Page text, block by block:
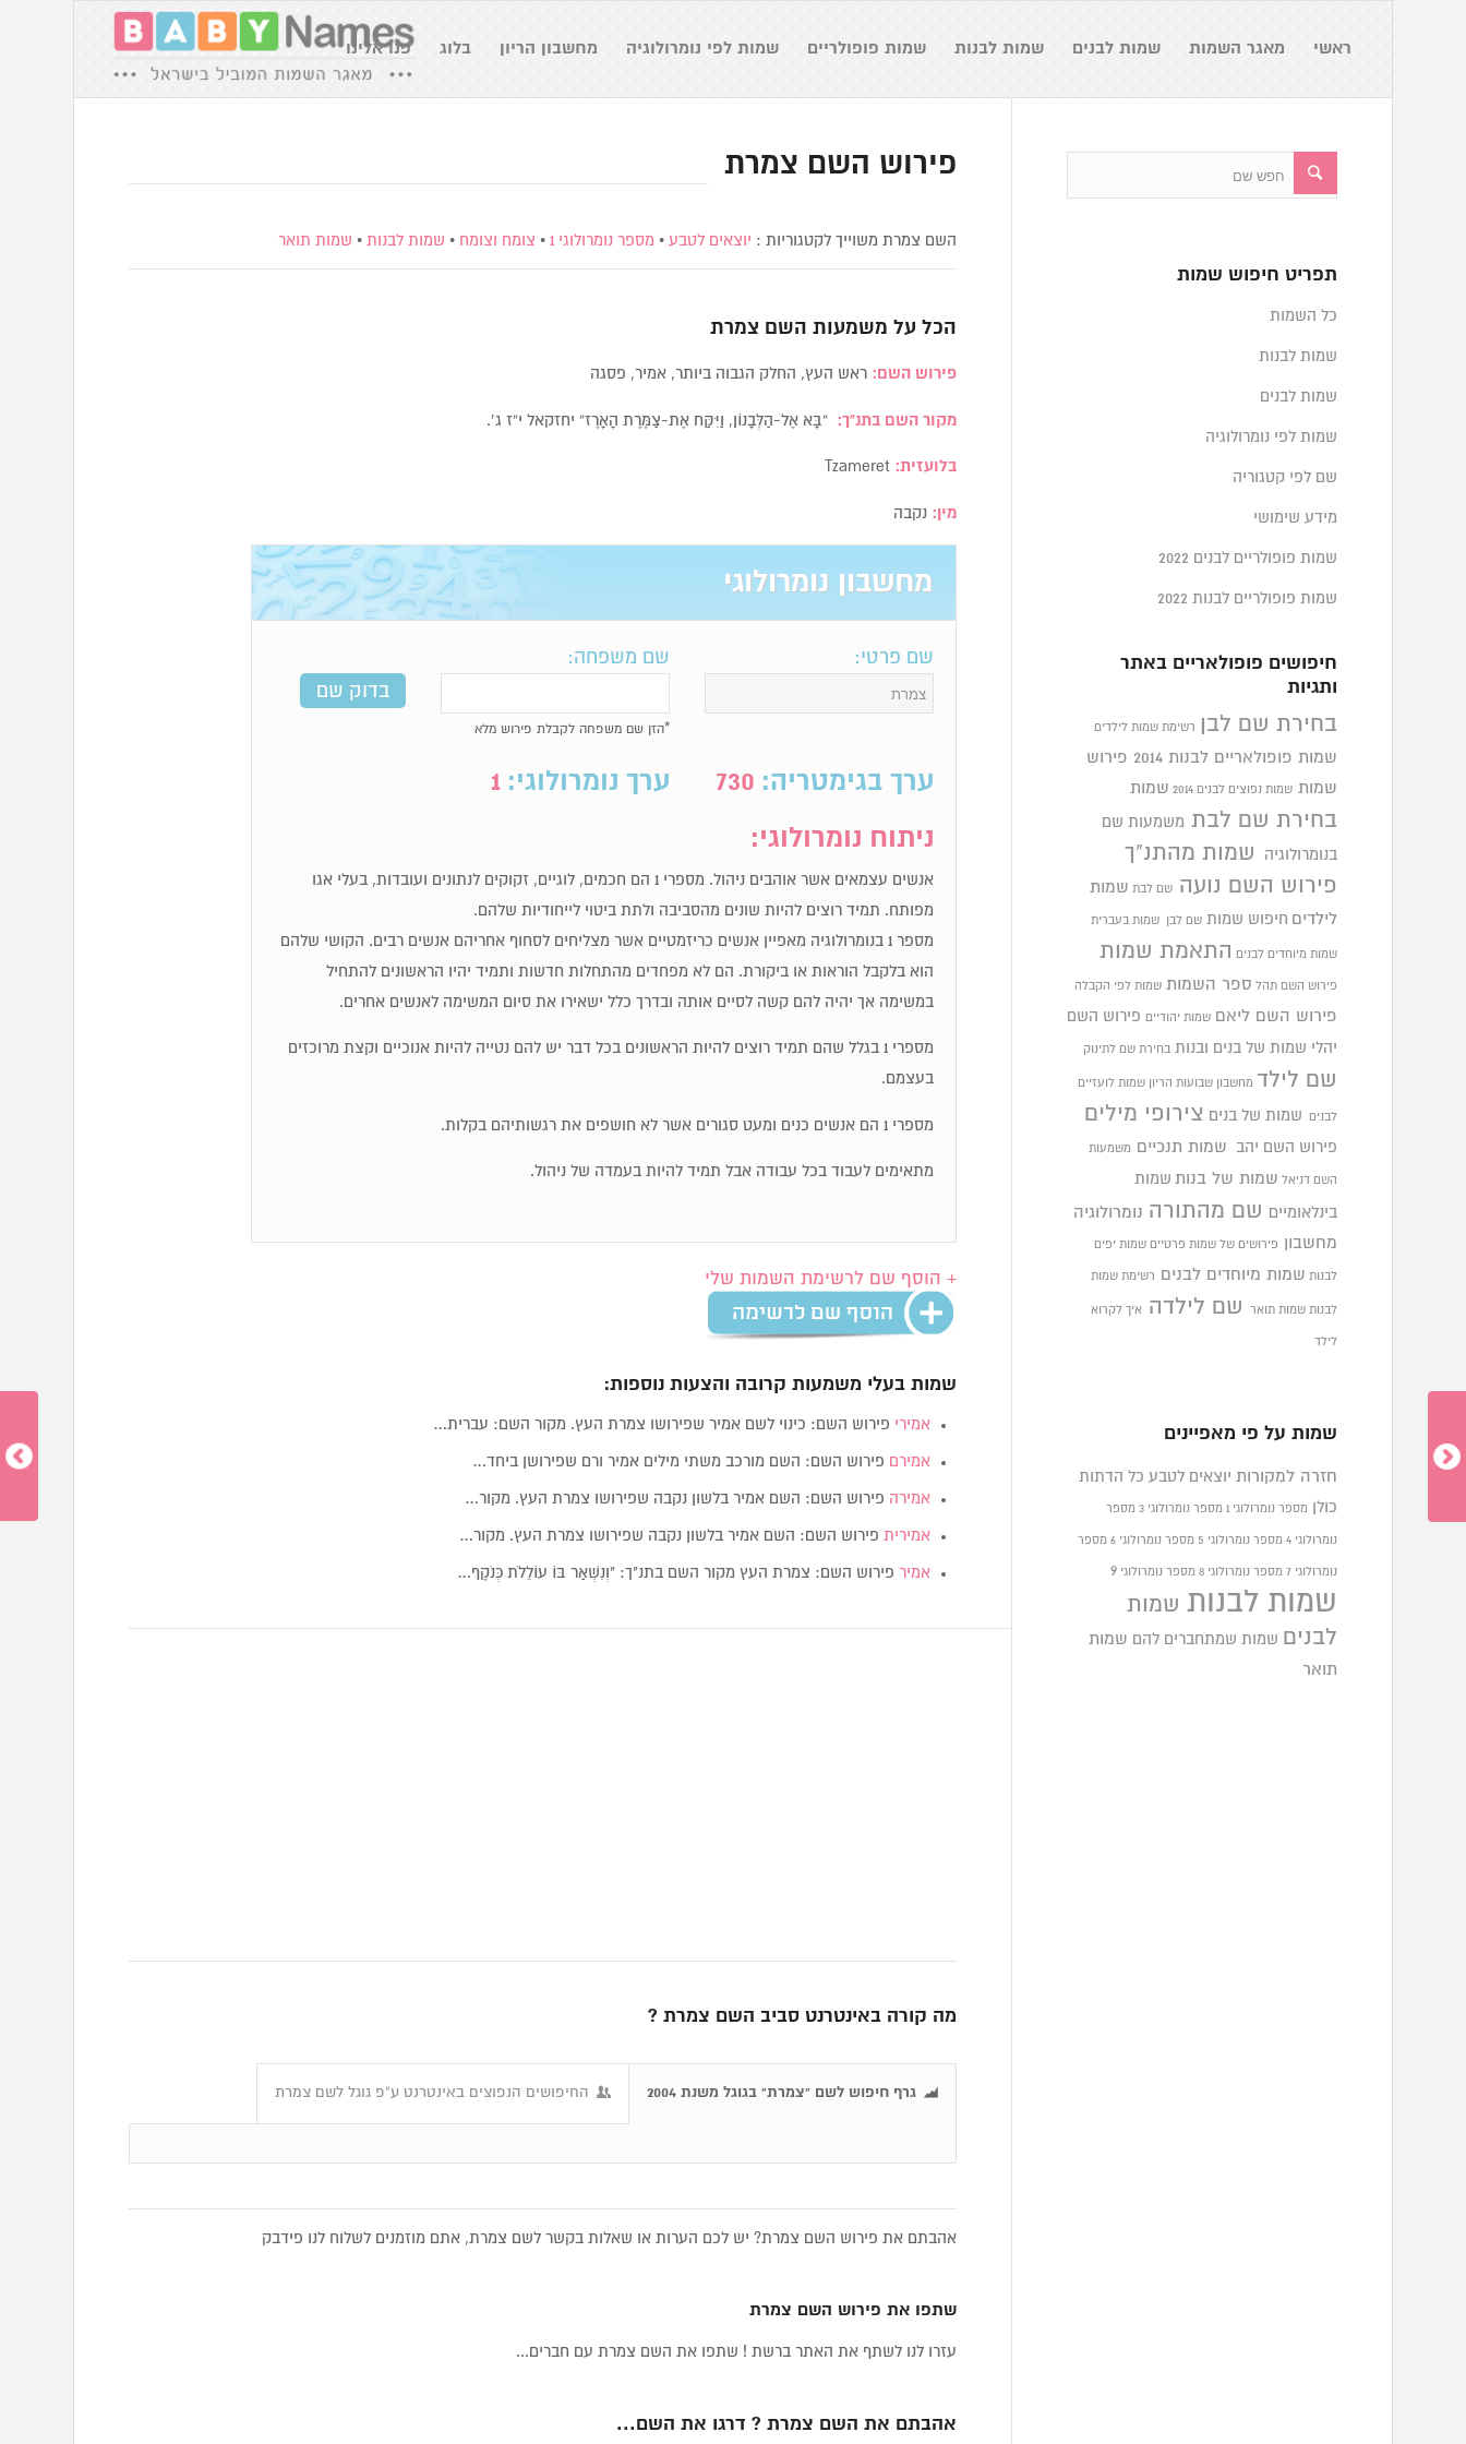
ראשי מאגר השמות שמות לבנים שמות לבנות שמות פופולריים שמות לפי נומרולוגיה מחשבון הריון בלוג פנו אלינו
פירוש השם צמרת
השם צמרת משוייך לקטגוריות : יוצאים לטבע • מספר נומרולוגי 1 • צומח וצומח • שמות לבנות • שמות תואר
הכל על משמעות השם צמרת
פירוש השם: ראש העץ, החלק הגבוה ביותר, אמיר, פסגה
מקור השם בתנ”ך: “בָּא אֶל-הַלְּבָנוֹן, וַיִּקַּח אֶת-צַמֶּרֶת הָאָרֶז” יחזקאל י”ז ג’.
בלועזית: Tzameret
מין: נקבה
מחשבון נומרולוגי
שם פרטי: שם משפחה:
*הזן שם משפחה לקבלת פירוש מלא
ערך בגימטריה: 730 ערך נומרולוגי: 1
ניתוח נומרולוגי:
אנשים עצמאים אשר אוהבים ניהול. מספרי 1 הם חכמים, לוגיים, זקוקים לנתונים ועובדות, בעלי אגו
מפותח. תמיד רוצים להיות שונים מהסביבה ולתת ביטוי לייחודיות שלהם.
מספר 1 בנומרולוגיה מאפיין אנשים כריזמטיים אשר מצליחים לסחוף אחריהם אנשים רבים. הקושי שלהם
הוא בלקבל הוראות או ביקורת. הם לא מפחדים מהתחלות חדשות ותמיד יהיו הראשונים להתחיל
במשימה אך יהיה להם קשה לסיים אותה ובדרך כלל ישאירו את סיום המשימה לאנשים אחרים.
מספרי 1 בגלל שהם תמיד רוצים להיות הראשונים בכל דבר יש להם נטייה להיות אנוכיים וקצת מרוכזים
בעצמם.
מספרי 1 הם אנשים כנים ומעט סגורים אשר לא חושפים את רגשותיהם בקלות.
מתאימים לעבוד בכל עבודה אבל תמיד להיות בעמדה של ניהול.
+ הוסף שם לרשימת השמות שלי
שמות בעלי משמעות קרובה והצעות נוספות:
אמירי פירוש השם: כינוי לשם אמיר שפירושו צמרת העץ. מקור השם: עברית…
אמירם פירוש השם: השם מורכב משתי מילים אמיר ורם שפירושן ביחד…
אמירה פירוש השם: השם אמיר בלשון נקבה שפירושו צמרת העץ. מקור…
אמירית פירוש השם: השם אמיר בלשון נקבה שפירושו צמרת העץ. מקור…
אמיר פירוש השם: צמרת העץ מקור השם בתנ"ך: "וְנִשְׁאַר בּוֹ עוֹלֵלֹת כְּנֹקֶף…
מה קורה באינטרנט סביב השם צמרת ?
גרף חיפוש לשם "צמרת" בגוגל משנת 2004 החיפושים הנפוצים באינטרנט ע"פ גוגל לשם צמרת
אהבתם את פירוש השם צמרת? יש לכם הערות או שאלות בקשר לשם צמרת, אתם מוזמנים לשלוח לנו פידבק
שתפו את פירוש השם צמרת
עזרו לנו לשתף את האתר ברשת ! שתפו את השם צמרת עם חברים...
אהבתם את השם צמרת ? דרגו את השם...
תפריט חיפוש שמות
כל השמות
שמות לבנות
שמות לבנים
שמות לפי נומרולוגיה
שם לפי קטגוריה
מידע שימושי
שמות פופולריים לבנים 2022
שמות פופולריים לבנות 2022
חיפושים פופולאריים באתר
ותגיות
בחירת שם לבן רשימת שמות לילדים
שמות פופולאריים לבנות 2014 פירוש
שמות שמות נפוצים לבנים 2014 שמות
בחירת שם לבת משמעות שם
בנומרולוגיה
שמות מהתנ"ך
פירוש השם נועה
שם לבת שמות
לילדים חיפוש שמות שם לבן שמות בעברית
שמות מיוחדים לבנים התאמת שמות
פירוש השם תהל ספר השמות שמות לפי הקבלה
פירוש השם ליאם שמות יהודיים פירוש השם
יהלי שמות של בנים ובנות בחירת שם לתינוק
שם לילד מחשבון שבועות הריון שמות לועזיים
לבנים שמות של בנים צירופי מילים
פירוש השם יהב שמות תנכיים משמעות
השם דניאל שמות של בנות שמות
בינלאומיים שם מהתורה נומרולוגיה
מחשבון פירושים של שמות פרטיים שמות יפים
לבנות שמות מיוחדים לבנים רשימת שמות
לבנות שמות תואר שם לילדה איך לקרוא
לילד
שמות על פי מאפיינים
חזרה למקורות יוצאים לטבע כל הדתות
כולן מספר נומרולוגי 1 מספר נומרולוגי 3 מספר
נומרולוגי 4 מספר נומרולוגי 5 מספר נומרולוגי 6 מספר
נומרולוגי 7 מספר נומרולוגי 8 מספר נומרולוגי9
שמות לבנות שמות
לבנים
שמות שמתחברים להם שמות
תואר